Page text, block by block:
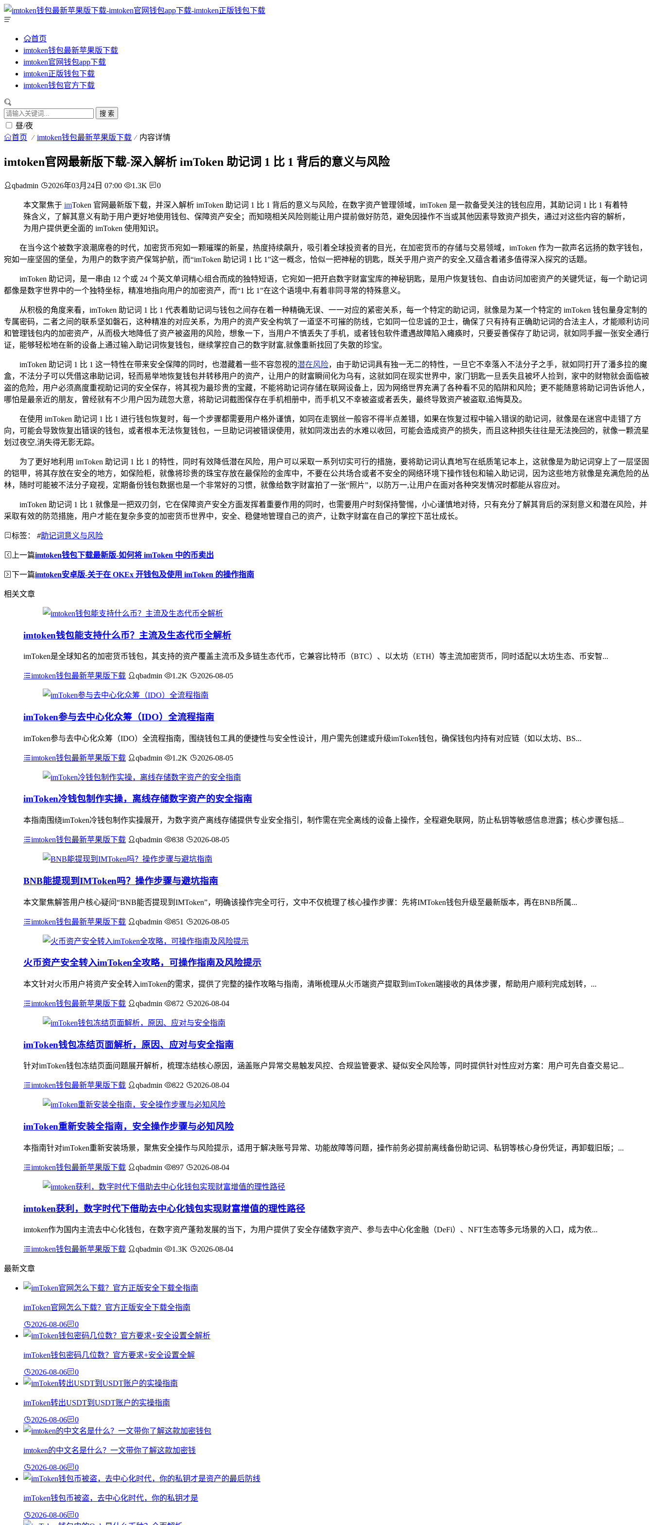
首页
imtoken钱包最新苹果版下载
imtoken官网钱包app下载
imtoken正版钱包下载
imtoken钱包官方下载
搜 索
昼/夜
首页 imtoken钱包最新苹果版下载 内容详情
imtoken官网最新版下载-深入解析 imToken 助记词 1 比 1 背后的意义与风险
qbadmin 2026年03月24日 07:00 1.3K 0
本文聚焦于 imToken 官网最新版下载，并深入解析 imToken 助记词 1 比 1 背后的意义与风险，在数字资产管理领域，imToken 是一款备受关注的钱包应用，其助记词 1 比 1 有着特
殊含义，了解其意义有助于用户更好地使用钱包、保障资产安全；而知晓相关风险则能让用户提前做好防范，避免因操作不当或其他因素导致资产损失，通过对这些内容的解析，
为用户提供更全面的 imToken 使用知识。
在当今这个被数字浪潮席卷的时代，加密货币宛如一颗璀璨的新星，热度持续飙升，吸引着全球投资者的目光，在加密货币的存储与交易领域，imToken 作为一款声名远扬的数字钱包，
宛如一座坚固的堡垒，为用户的数字资产保驾护航，而“imToken 助记词 1 比 1”这一概念，恰似一把神秘的钥匙，既关乎用户资产的安全,又蕴含着诸多值得深入探究的话题。
imToken 助记词，是一串由 12 个或 24 个英文单词精心组合而成的独特短语，它宛如一把开启数字财富宝库的神秘钥匙，是用户恢复钱包、自由访问加密资产的关键凭证，每一个助记词
都像是数字世界中的一个独特坐标，精准地指向用户的加密资产，而“1 比 1”在这个语境中,有着非同寻常的特殊意义。
从积极的角度来看，imToken 助记词 1 比 1 代表着助记词与钱包之间存在着一种精确无误、一一对应的紧密关系，每一个特定的助记词，就像是为某一个特定的 imToken 钱包量身定制的
专属密码，二者之间的联系坚如磐石，这种精准的对应关系，为用户的资产安全构筑了一道坚不可摧的防线，它如同一位忠诚的卫士，确保了只有持有正确助记词的合法主人，才能顺利访问
和管理钱包内的加密资产，从而极大地降低了资产被盗用的风险，想象一下，当用户不慎丢失了手机，或者钱包软件遭遇故障陷入瘫痪时，只要妥善保存了助记词，就如同手握一张安全通行
证，能够轻松地在新的设备上通过输入助记词恢复钱包，继续掌控自己的数字财富,就像重新找回了失散的珍宝。
imToken 助记词 1 比 1 这一特性在带来安全保障的同时，也潜藏着一些不容忽视的潜在风险，由于助记词具有独一无二的特性，一旦它不幸落入不法分子之手，就如同打开了潘多拉的魔
盒，不法分子可以凭借这串助记词，轻而易举地恢复钱包并转移用户的资产，让用户的财富瞬间化为乌有，这就如同在现实世界中，家门钥匙一旦丢失且被坏人捡到，家中的财物就会面临被
盗的危险，用户必须高度重视助记词的安全保存，将其视为最珍贵的宝藏，不能将助记词存储在联网设备上，因为网络世界充满了各种看不见的陷阱和风险；更不能随意将助记词告诉他人，
哪怕是最亲近的朋友，曾经就有不少用户因为疏忽大意，将助记词截图保存在手机相册中，而手机又不幸被盗或者丢失，最终导致资产被盗取,追悔莫及。
在使用 imToken 助记词 1 比 1 进行钱包恢复时，每一个步骤都需要用户格外谨慎，如同在走钢丝一般容不得半点差错，如果在恢复过程中输入错误的助记词，就像是在迷宫中走错了方
向，可能会导致恢复出错误的钱包，或者根本无法恢复钱包，一旦助记词被错误使用，就如同泼出去的水难以收回，可能会造成资产的损失，而且这种损失往往是无法挽回的，就像一颗流星
划过夜空,消失得无影无踪。
为了更好地利用 imToken 助记词 1 比 1 的特性，同时有效降低潜在风险，用户可以采取一系列切实可行的措施，要将助记词认真地写在纸质笔记本上，这就像是为助记词穿上了一层坚固
的铠甲，将其存放在安全的地方，如保险柜，就像将珍贵的珠宝存放在最保险的金库中，不要在公共场合或者不安全的网络环境下操作钱包和输入助记词，因为这些地方就像是充满危险的丛
林，随时可能被不法分子窥视，定期备份钱包数据也是一个非常好的习惯，就像给数字财富拍了一张“照片”，以防万一,让用户在面对各种突发情况时都能从容应对。
imToken 助记词 1 比 1 就像是一把双刃剑，它在保障资产安全方面发挥着重要作用的同时，也需要用户时刻保持警惕，小心谨慎地对待，只有充分了解其背后的深刻意义和潜在风险，并
采取有效的防范措施，用户才能在复杂多变的加密货币世界中，安全、稳健地管理自己的资产，让数字财富在自己的掌控下茁壮成长。
标签： #助记词意义与风险
上一篇imtoken钱包下载最新版-如何将 imToken 中的币卖出
下一篇imtoken安卓版-关于在 OKEx 开钱包及使用 imToken 的操作指南
相关文章
imtoken钱包能支持什么币？主流及生态代币全解析
imToken是全球知名的加密货币钱包，其支持的资产覆盖主流币及多链生态代币，它兼容比特币（BTC）、以太坊（ETH）等主流加密货币，同时适配以太坊生态、币安智...
imtoken钱包最新苹果版下载 qbadmin 1.2K 2026-08-05
imToken参与去中心化众筹（IDO）全流程指南
imToken参与去中心化众筹（IDO）全流程指南，围绕钱包工具的便捷性与安全性设计，用户需先创建或升级imToken钱包，确保钱包内持有对应链（如以太坊、BS...
imtoken钱包最新苹果版下载 qbadmin 1.2K 2026-08-05
imToken冷钱包制作实操，离线存储数字资产的安全指南
本指南围绕imToken冷钱包制作实操展开，为数字资产离线存储提供专业安全指引，制作需在完全离线的设备上操作，全程避免联网，防止私钥等敏感信息泄露；核心步骤包括...
imtoken钱包最新苹果版下载 qbadmin 838 2026-08-05
BNB能提现到IMToken吗？操作步骤与避坑指南
本文聚焦解答用户核心疑问“BNB能否提现到IMToken”，明确该操作完全可行，文中不仅梳理了核心操作步骤：先将IMToken钱包升级至最新版本，再在BNB所属...
imtoken钱包最新苹果版下载 qbadmin 851 2026-08-05
火币资产安全转入imToken全攻略，可操作指南及风险提示
本文针对火币用户将资产安全转入imToken的需求，提供了完整的操作攻略与指南，清晰梳理从火币端资产提取到imToken端接收的具体步骤，帮助用户顺利完成划转，...
imtoken钱包最新苹果版下载 qbadmin 872 2026-08-04
imToken钱包冻结页面解析，原因、应对与安全指南
针对imToken钱包冻结页面问题展开解析，梳理冻结核心原因，涵盖账户异常交易触发风控、合规监管要求、疑似安全风险等，同时提供针对性应对方案：用户可先自查交易记...
imtoken钱包最新苹果版下载 qbadmin 822 2026-08-04
imToken重新安装全指南，安全操作步骤与必知风险
本指南针对imToken重新安装场景，聚焦安全操作与风险提示，适用于解决账号异常、功能故障等问题，操作前务必提前离线备份助记词、私钥等核心身份凭证，再卸载旧版；...
imtoken钱包最新苹果版下载 qbadmin 897 2026-08-04
imtoken获利，数字时代下借助去中心化钱包实现财富增值的理性路径
imtoken作为国内主流去中心化钱包，在数字资产蓬勃发展的当下，为用户提供了安全存储数字资产、参与去中心化金融（DeFi）、NFT生态等多元场景的入口，成为依...
imtoken钱包最新苹果版下载 qbadmin 1.3K 2026-08-04
最新文章
imToken官网怎么下载？官方正版安全下载全指南
2026-08-06 0
imToken钱包密码几位数？官方要求+安全设置全解
2026-08-06 0
imToken转出USDT到USDT账户的实操指南
2026-08-06 0
imtoken的中文名是什么？一文带你了解这款加密钱
2026-08-06 0
imToken钱包币被盗，去中心化时代，你的私钥才是
2026-08-06 0